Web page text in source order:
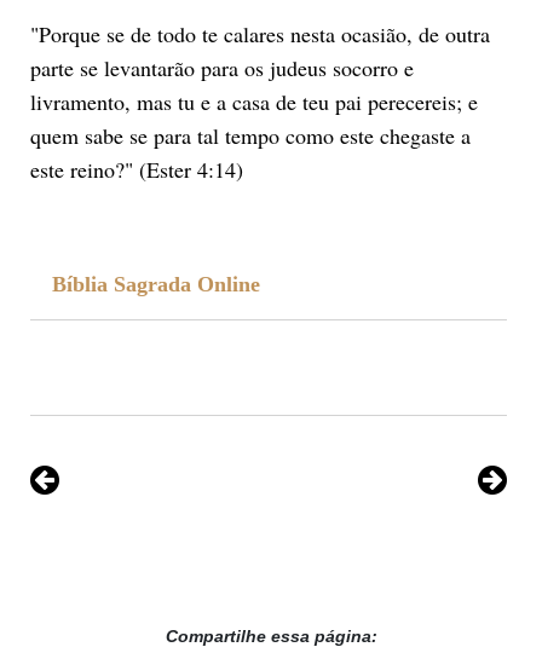
"Porque se de todo te calares nesta ocasião, de outra
parte se levantarão para os judeus socorro e
livramento, mas tu e a casa de teu pai perecereis; e
quem sabe se para tal tempo como este chegaste a
este reino?" (Ester 4:14)
Bíblia Sagrada Online
Compartilhe essa página: